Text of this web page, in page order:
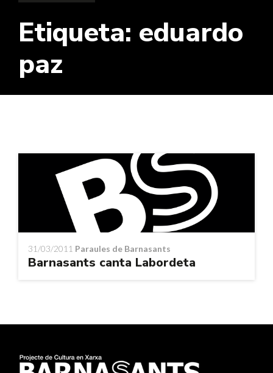
Etiqueta: eduardo
paz
31/03/2011 Paraules de Barnasants
Barnasants canta Labordeta